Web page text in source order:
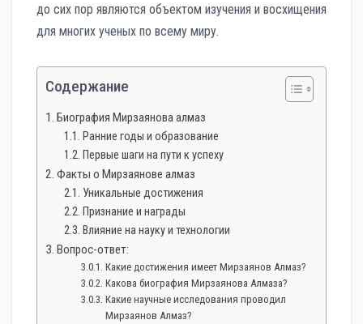
до сих пор являются объектом изучения и восхищения
для многих ученых по всему миру.
Содержание
Биография Мирзаянова алмаз
Ранние годы и образование
Первые шаги на пути к успеху
Факты о Мирзаянове алмаз
Уникальные достижения
Признание и награды
Влияние на науку и технологии
Вопрос-ответ:
Какие достижения имеет Мирзаянов Алмаз?
Какова биография Мирзаянова Алмаза?
Какие научные исследования проводил
Мирзаянов Алмаз?